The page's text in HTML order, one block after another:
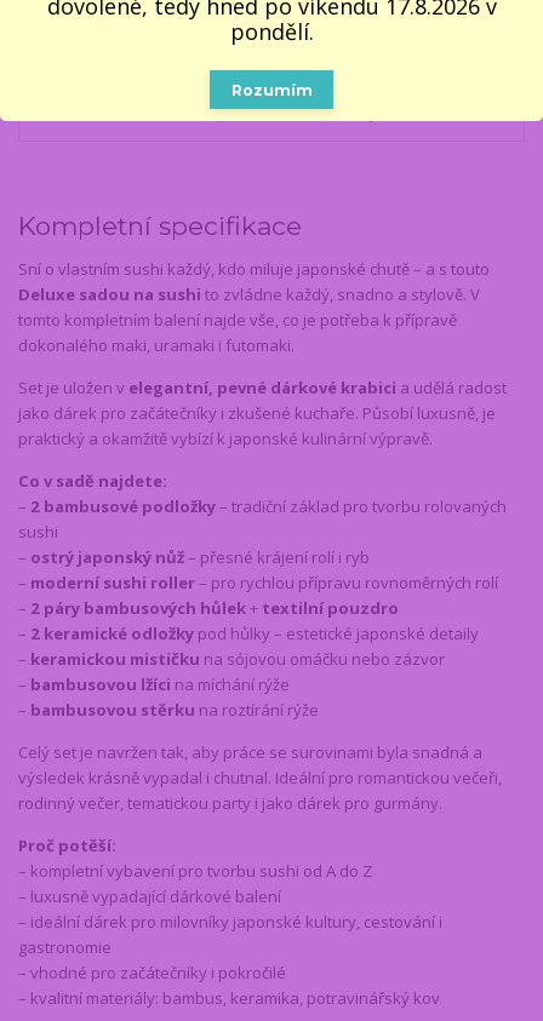
Parametry
Inspirace na další dárky
Kompletní specifikace
Sní o vlastním sushi každý, kdo miluje japonské chutě – a s touto
Deluxe sadou na sushi to zvládne každý, snadno a stylově. V
tomto kompletním balení najde vše, co je potřeba k přípravě
dokonalého maki, uramaki i futomaki.
Set je uložen v elegantní, pevné dárkové krabici a udělá radost
jako dárek pro začátečníky i zkušené kuchaře. Působí luxusně, je
praktický a okamžitě vybízí k japonské kulinární výpravě.
Co v sadě najdete:
– 2 bambusové podložky– tradiční základ pro tvorbu rolovaných
sushi
– ostrý japonský nůž– přesné krájení rolí i ryb
– moderní sushi roller– pro rychlou přípravu rovnoměrných rolí
– 2 páry bambusových hůlek+ textilní pouzdro
– 2 keramické odložky pod hůlky – estetické japonské detaily
– keramickou mističku na sójovou omáčku nebo zázvor
– bambusovou lžíci na míchání rýže
– bambusovou stěrku na roztírání rýže
Celý set je navržen tak, aby práce se surovinami byla snadná a
výsledek krásně vypadal i chutnal. Ideální pro romantickou večeři,
rodinný večer, tematickou party i jako dárek pro gurmány.
Proč potěší:
– kompletní vybavení pro tvorbu sushi od A do Z
– luxusně vypadající dárkové balení
– ideální dárek pro milovníky japonské kultury, cestování i
gastronomie
– vhodné pro začátečníky i pokročilé
– kvalitní materiály: bambus, keramika, potravinářský kov
dovolené, tedy hned po víkendu 17.8.2026 v
pondělí.
Rozumím